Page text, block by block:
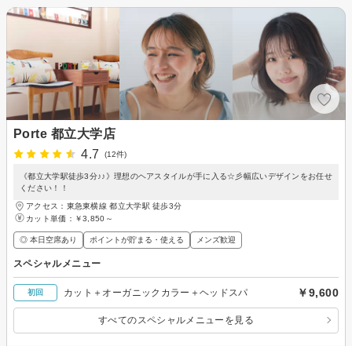
Porte 都立大学店
4.7
(12件)
《都立大学駅徒歩3分♪♪》理想のヘアスタイルが手に入る☆彡幅広いデザインをお任せ
ください！！
アクセス：東急東横線 都立大学駅 徒歩3分
カット単価： ￥3,850～
◎ 本日空席あり ポイントが貯まる・使える メンズ歓迎
スペシャルメニュー
初回 カット＋オーガニックカラー＋ヘッドスパ ￥9,600
すべてのスペシャルメニューを見る